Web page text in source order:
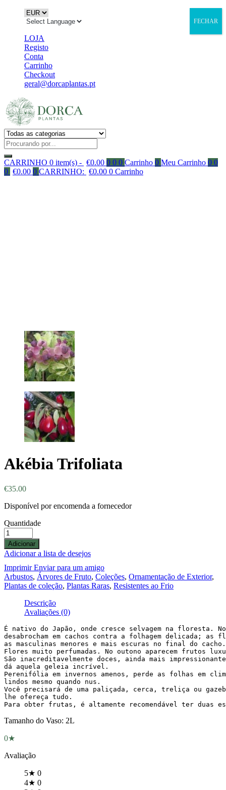
LOJA
Registo
Conta
Carrinho
Checkout
geral@dorcaplantas.pt
CARRINHO 0 item(s) - €0.00 0 0 0 Carrinho 0 Meu Carrinho 0 0
0 €0.00 0 CARRINHO: €0.00 0 Carrinho
Akébia Trifoliata
€35.00
Disponível por encomenda a fornecedor
Quantidade
Adicionar
Adicionar a lista de desejos
ImprimirEnviar para um amigo
Arbustos, Árvores de Fruto, Coleções, Ornamentação de Exterior,
Plantas de coleção, Plantas Raras, Resistentes ao Frio
Descrição
Avaliações (0)
É nativo do Japão, onde cresce selvagem na
desabrocham em cachos contra a folhagem delicada;
as masculinas menores e mais escuras no final do
Flores muito perfumadas. No outono aparecem frutos
São inacreditavelmente doces, ainda mais
dá aquela geleia incrível.
Perenifólia em invernos amenos, perde as folhas em
lindos mesmo quando nus.
Você precisará de uma paliçada, cerca, treliça ou
lhe ofereça tudo.
Para obter frutas, é altamente recomendável ter duas
Tamanho do Vaso: 2L
0★
Avaliação
5★ 0
4★ 0
FECHAR